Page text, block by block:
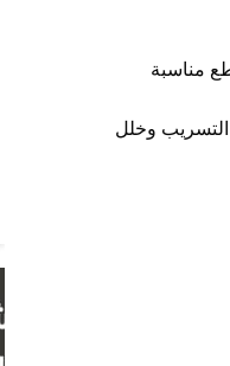
مناسبة
التسريب وخلل